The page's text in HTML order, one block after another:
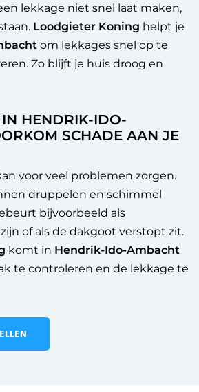
lekkage niet snel laat maken,
Loodgieter Koning helpt je
om lekkages snel op te
Zo blijft je huis droog en
HENDRIK-IDO-
SCHADE AAN JE
voor veel problemen zorgen.
druppelen en schimmel
bijvoorbeeld als
of als de dakgoot verstopt zit.
komt in Hendrik-Ido-Ambacht
te controleren en de lekkage te